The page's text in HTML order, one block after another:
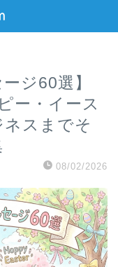
ジ60選】
ー・イース
スまでそ
08/02/2026